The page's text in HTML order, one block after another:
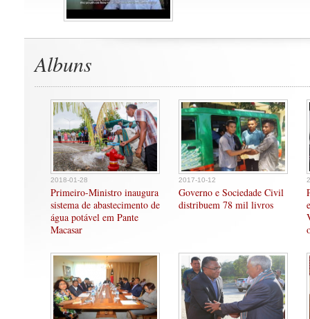
Albuns
2018-01-28
Primeiro-Ministro inaugura
sistema de abastecimento de
água potável em Pante
Macasar
2017-10-12
Governo e Sociedade Civil
distribuem 78 mil livros